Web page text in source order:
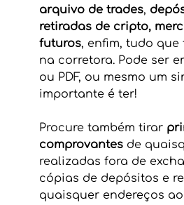
arquivo de trades,
retiradas de cripto,
futuros, enfim, tudo que
na corretora. Pode ser
ou PDF, ou mesmo um
importante é ter!
Procure também tirar
comprovantes de
realizadas fora de
cópias de depósitos e
quaisquer endereços